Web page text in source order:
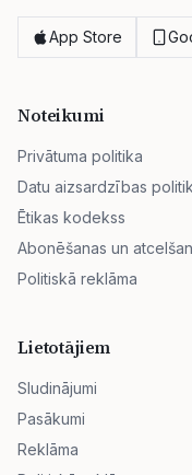
App Store
Noteikumi
Privātuma politika
Datu aizsardzības
Ētikas kodekss
Abonēšanas un
Politiskā reklāma
Lietotājiem
Sludinājumi
Pasākumi
Reklāma